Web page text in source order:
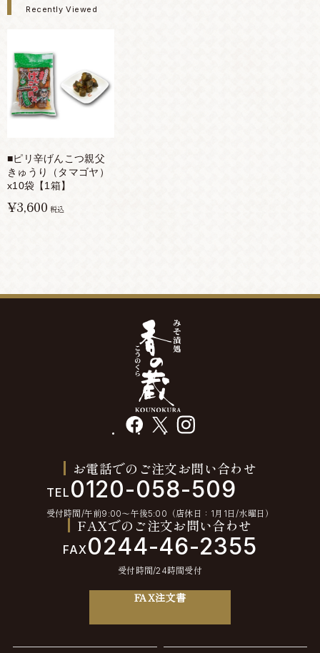
Recently Viewed
■ピリ辛げんこつ親父
きゅうり（タマゴヤ）
x10袋【1箱】
¥3,600 税込
facebook instagram
お電話でのご注文お問い合わせ
TEL 0120-058-509
受付時間/午前9:00〜午後5:00（店休日：1月1日/水曜日）
FAXでのご注文お問い合わせ
FAX0244-46-2355
受付時間/24時間受付
FAX注文書